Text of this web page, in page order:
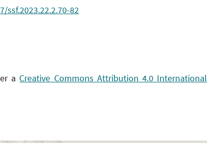
ssf.2023.22.2.70-82
a Creative Commons Attribution 4.0 International